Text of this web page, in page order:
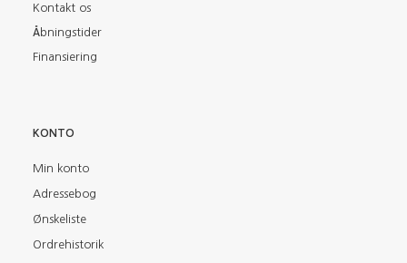
Kontakt os
Åbningstider
Finansiering
KONTO
Min konto
Adressebog
Ønskeliste
Ordrehistorik